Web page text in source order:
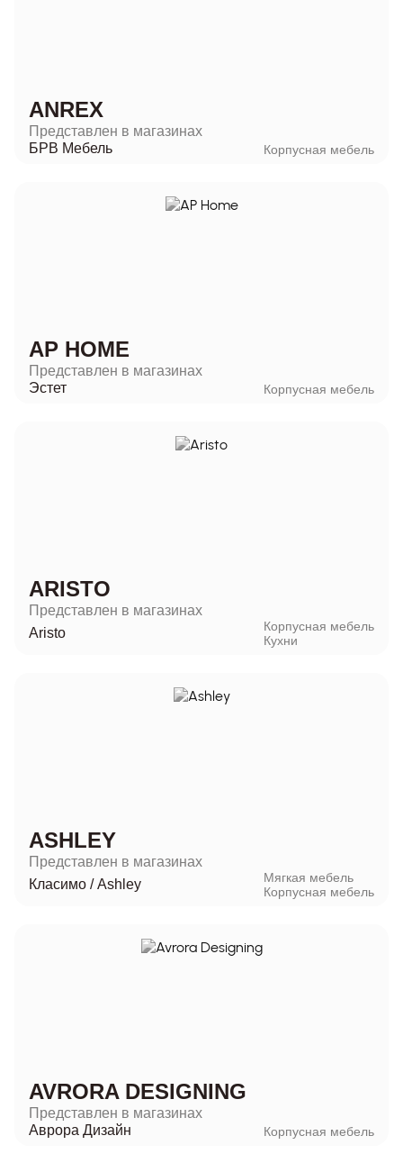
ANREX
Представлен в магазинах
БРВ Мебель
Корпусная мебель
AP HOME
Представлен в магазинах
Эстет
Корпусная мебель
ARISTO
Представлен в магазинах
Aristo
Корпусная мебель
Кухни
ASHLEY
Представлен в магазинах
Класимо /Ashley
Мягкая мебель
Корпусная мебель
AVRORA DESIGNING
Представлен в магазинах
Аврора Дизайн
Корпусная мебель